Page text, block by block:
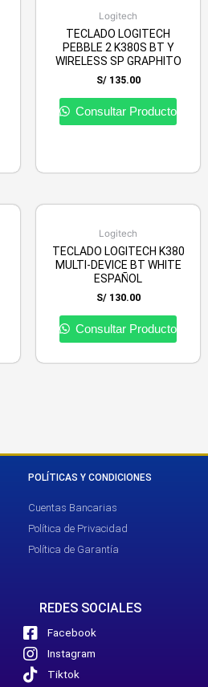
Logitech
TECLADO LOGITECH
PEBBLE 2 K380S BT Y
WIRELESS SP GRAPHITO
S/135.00
Consultar Producto
Logitech
TECLADO LOGITECH K380
MULTI-DEVICE BT WHITE
ESPAÑOL
S/130.00
Consultar Producto
POLÍTICAS Y CONDICIONES
Cuentas Bancarias
Política de Privacidad
Política de Garantía
REDES SOCIALES
Facebook
Instagram
Tiktok